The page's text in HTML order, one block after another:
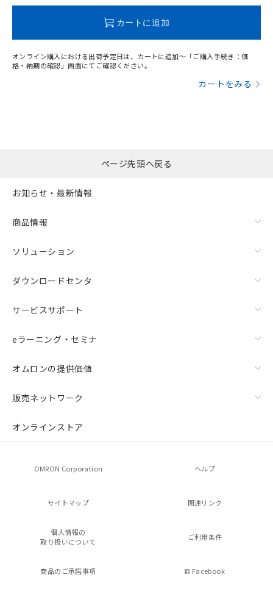
カートに追加
オンライン購入における出荷予定日は、カートに追加～「ご購入手続き：価
格・納期の確認」画面にてご確認ください。
カートをみる
ページ先頭へ戻る
お知らせ・最新情報
商品情報
ソリューション
ダウンロードセンタ
サービスサポート
eラーニング・セミナ
オムロンの提供価値
販売ネットワーク
オンラインストア
OMRON Corporation ヘルプ
サイトマップ 関連リンク
個人情報の
取り扱いについて
ご利用条件
商品のご承諾事項 Facebook